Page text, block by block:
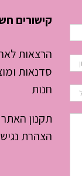
לנהל את
היום
קישורים
הרצאות
סדנאות
חנות
תקנון
הצהרת